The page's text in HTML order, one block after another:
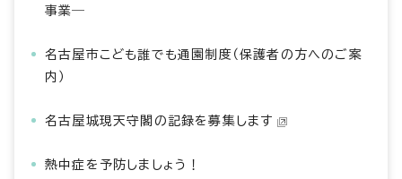
事業―
名古屋市こども誰でも通園制度（保護者の方へのご案
内）
名古屋城現天守閣の記録を募集します
熱中症を予防しましょう！